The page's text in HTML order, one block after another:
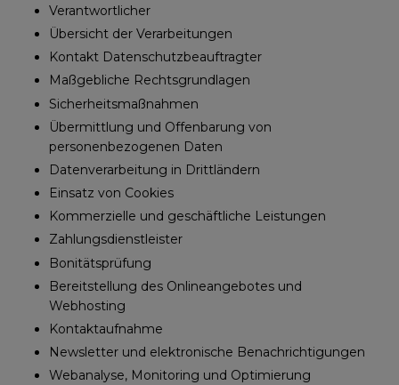
Verantwortlicher
Übersicht der Verarbeitungen
Kontakt Datenschutzbeauftragter
Maßgebliche Rechtsgrundlagen
Sicherheitsmaßnahmen
Übermittlung und Offenbarung von
personenbezogenen Daten
Datenverarbeitung in Drittländern
Einsatz von Cookies
Kommerzielle und geschäftliche Leistungen
Zahlungsdienstleister
Bonitätsprüfung
Bereitstellung des Onlineangebotes und
Webhosting
Kontaktaufnahme
Newsletter und elektronische Benachrichtigungen
Webanalyse, Monitoring und Optimierung